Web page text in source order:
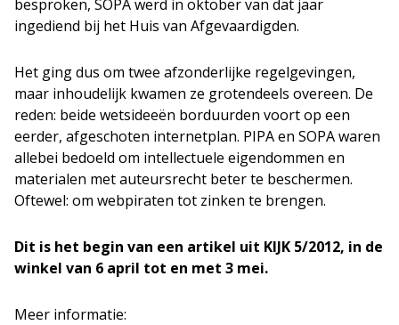
besproken, SOPA werd in oktober van dat jaar
ingediend bij het Huis van Afgevaardigden.
Het ging dus om twee afzonderlijke regelgevingen,
maar inhoudelijk kwamen ze grotendeels overeen. De
reden: beide wetsideeën borduurden voort op een
eerder, afgeschoten internetplan. PIPA en SOPA waren
allebei bedoeld om intellectuele eigendommen en
materialen met auteursrecht beter te beschermen.
Oftewel: om webpiraten tot zinken te brengen.
Dit is het begin van een artikel uit KIJK 5/2012, in de
winkel van 6 april tot en met 3 mei.
Meer informatie: